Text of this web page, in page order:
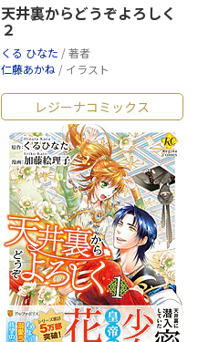
天井裏からどうぞよろしく
２
くる ひなた / 著者
仁藤あかね / イラスト
レジーナコミックス